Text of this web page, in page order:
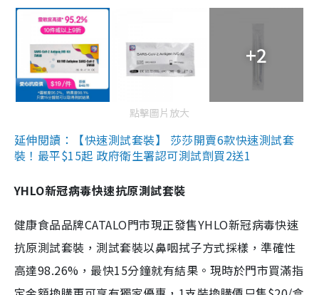
+2
點擊圖片放大
延伸閱讀：【快速測試套裝】 莎莎開賣6款快速測試套
裝！最平$15起 政府衛生署認可測試劑買2送1
YHLO新冠病毒快速抗原測試套裝
健康食品品牌CATALO門市現正發售YHLO新冠病毒快速
抗原測試套裝，測試套裝以鼻咽拭子方式採樣，準確性
高達98.26%，最快15分鐘就有結果。現時於門市買滿指